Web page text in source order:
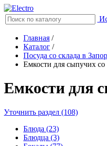
Главная /
Каталог /
Посуда со склада в
Емкости для сыпучих со
Емкости для
Уточнить раздел (108)
Блюда (23)
Блюдца (3)